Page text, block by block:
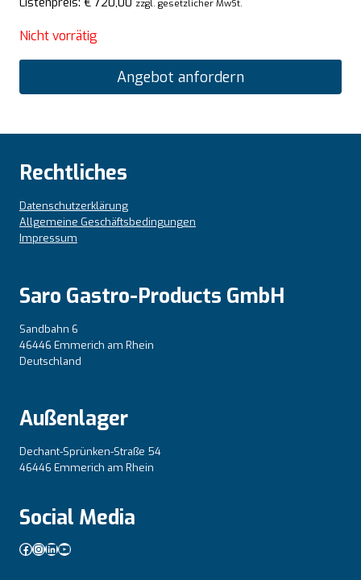
zzgl. gesetzlicher MwSt.
Nicht vorrätig
Angebot anfordern
Rechtliches
Datenschutzerklärung
Allgemeine Geschäftsbedingungen
Impressum
Saro Gastro-Products GmbH
Sandbahn 6
46446 Emmerich am Rhein
Deutschland
Außenlager
Dechant-Sprünken-Straße 54
46446 Emmerich am Rhein
Social Media
Facebook
Instagram
LinkedIn
YouTube